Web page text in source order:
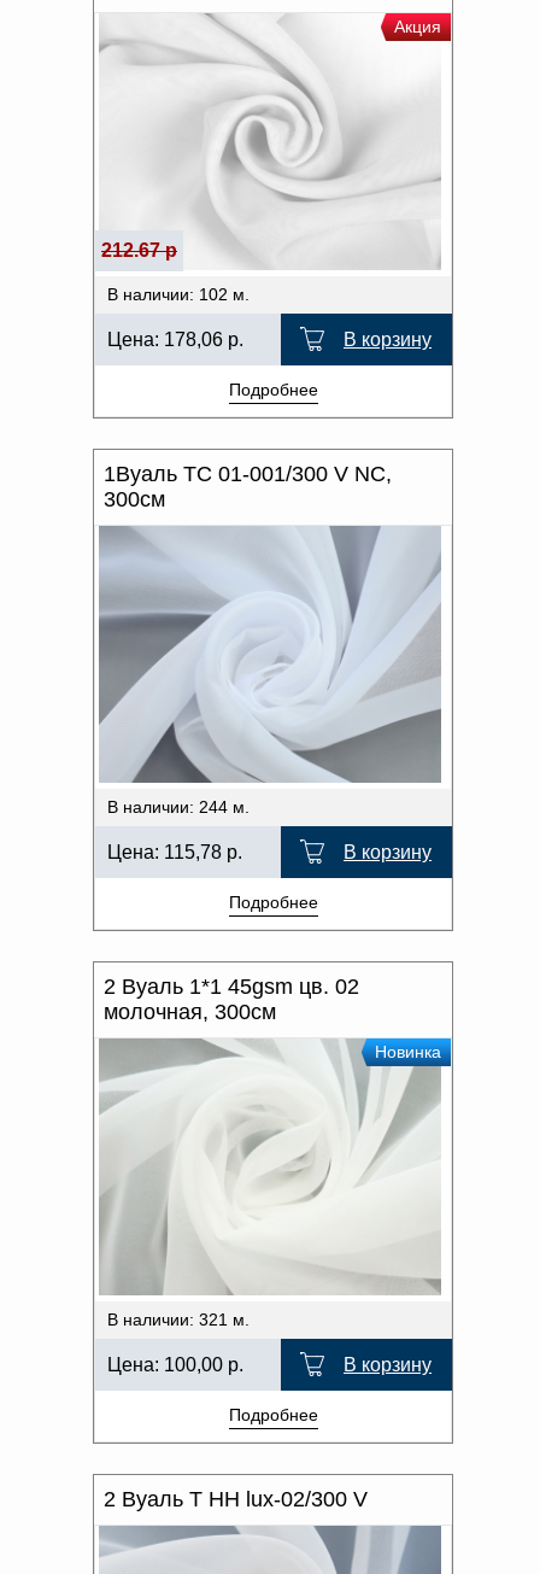
Акция
212.67 р
В наличии: 102 м.
Цена: 178,06 р. В корзину
Подробнее
1Вуаль TC 01-001/300 V NC,
300см
В наличии: 244 м.
Цена: 115,78 р. В корзину
Подробнее
2 Вуаль 1*1 45gsm цв. 02
молочная, 300см
Новинка
В наличии: 321 м.
Цена: 100,00 р. В корзину
Подробнее
2 Вуаль T HH lux-02/300 V